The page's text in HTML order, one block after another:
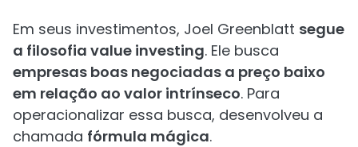
Em seus investimentos, Joel Greenblatt segue
a filosofia value investing. Ele busca
empresas boas negociadas a preço baixo
em relação ao valor intrínseco. Para
operacionalizar essa busca, desenvolveu a
chamada fórmula mágica.